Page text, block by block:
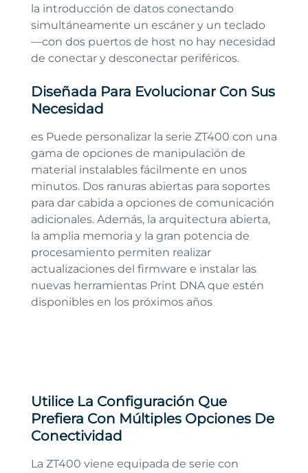
la introducción de datos conectando
simultáneamente un escáner y un teclado
—con dos puertos de host no hay necesidad
de conectar y desconectar periféricos.
Diseñada Para Evolucionar Con Sus
Necesidad
es Puede personalizar la serie ZT400 con una
gama de opciones de manipulación de
material instalables fácilmente en unos
minutos. Dos ranuras abiertas para soportes
para dar cabida a opciones de comunicación
adicionales. Además, la arquitectura abierta,
la amplia memoria y la gran potencia de
procesamiento permiten realizar
actualizaciones del firmware e instalar las
nuevas herramientas Print DNA que estén
disponibles en los próximos años
Utilice La Configuración Que
Prefiera Con Múltiples Opciones De
Conectividad
La ZT400 viene equipada de serie con